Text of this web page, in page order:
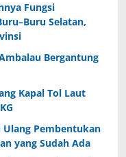
Fungsi
Selatan,
Bergantung
Kapal Tol Laut
Ulang Pembentukan
yang Sudah Ada